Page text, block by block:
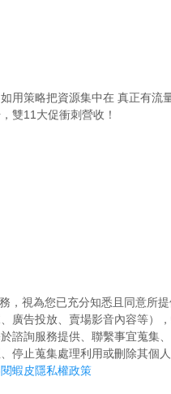
用策略把資源集中在 真正有流
雙11大促衝刺營收！
，視為您已充分知悉且同意所
廣告投放、賣場影音內容等）
諮詢服務提供、聯繫事宜蒐集
停止蒐集處理利用或刪除其個
蝦皮隱私權政策